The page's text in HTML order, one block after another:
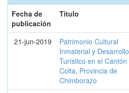
Fecha de
publicación
Título
21-jun-2019
Patrimonio Cultural
Inmaterial y Desarrollo
Turístico en el Cantón
Colta, Provincia de
Chimborazo